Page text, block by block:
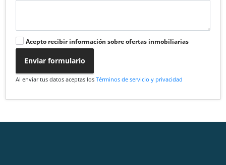
Acepto recibir información sobre ofertas inmobiliarias
Enviar formulario
Al enviar tus datos aceptas los Términos de servicio y privacidad